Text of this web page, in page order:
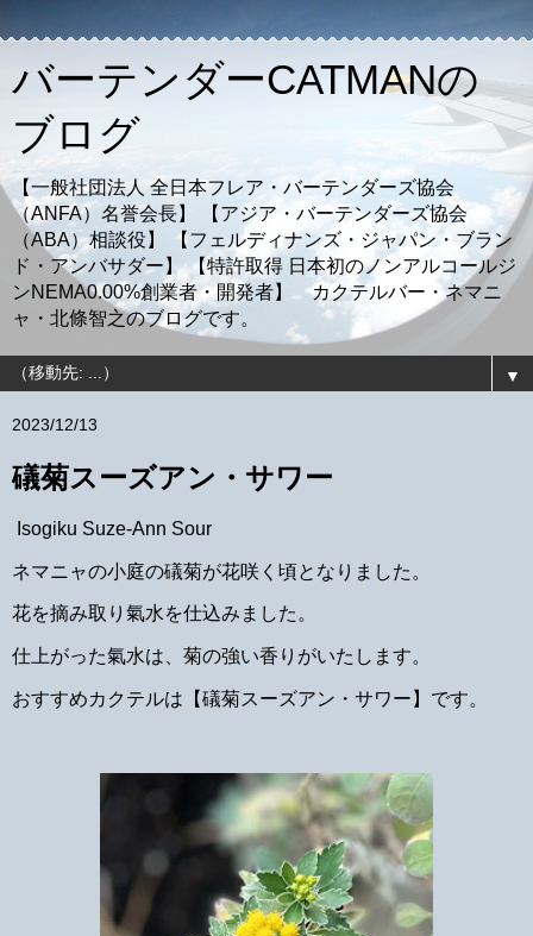
バーテンダーCATMANの
ブログ
【一般社団法人 全日本フレア・バーテンダーズ協会
（ANFA）名誉会長】 【アジア・バーテンダーズ協会
（ABA）相談役】 【フェルディナンズ・ジャパン・ブラン
ド・アンバサダー】 【特許取得 日本初のノンアルコールジ
ンNEMA0.00%創業者・開発者】 カクテルバー・ネマニ
ャ・北條智之のブログです。
▼
2023/12/13
礒菊スーズアン・サワー
Isogiku Suze-Ann Sour
ネマニャの小庭の礒菊が花咲く頃となりました。
花を摘み取り氣水を仕込みました。
仕上がった氣水は、菊の強い香りがいたします。
おすすめカクテルは【礒菊スーズアン・サワー】です。